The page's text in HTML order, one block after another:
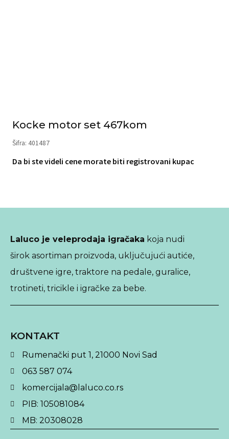
Kocke motor set 467kom
Šifra: 401487
Da bi ste videli cene morate biti registrovani kupac
Laluco je veleprodaja igračaka koja nudi
širok asortiman proizvoda, uključujući autiće,
društvene igre, traktore na pedale, guralice,
trotineti, tricikle i igračke za bebe.
KONTAKT
Rumenački put 1, 21000 Novi Sad
063 587 074
komercijala@laluco.co.rs
PIB: 105081084
MB: 20308028